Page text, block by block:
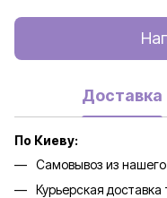
Доставка
По Киеву:
Самовывоз из
Курьерская доставка